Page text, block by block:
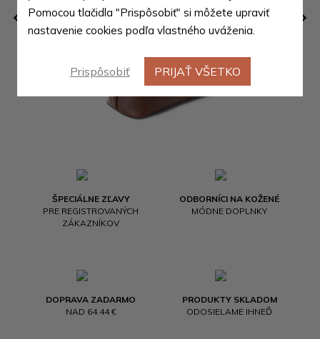
ŠPECIÁLNE ZĽAVY
PRE REGISTROVANÝCH
ZÁKAZNÍKOV
ODBORNÍCI NA KOŽENÉ
MÓDNE DOPLNKY
DOPRAVA ZADARMO
NAD 64.44 €
PRODUKTY SKLADOM
ODOSIELAME IHNEĎ
Pomocou tlačidla "Prispôsobiť" si môžete upraviť
nastavenie cookies podľa vlastného uváženia.
Prispôsobiť PRIJAŤ VŠETKO